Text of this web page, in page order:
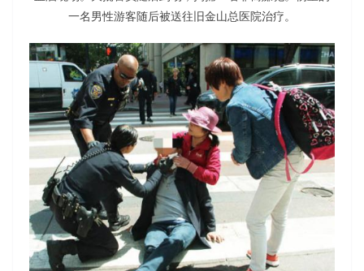
一名男性游客随后被送往旧金山总医院治疗。